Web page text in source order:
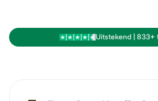
Uitstekend | 833+